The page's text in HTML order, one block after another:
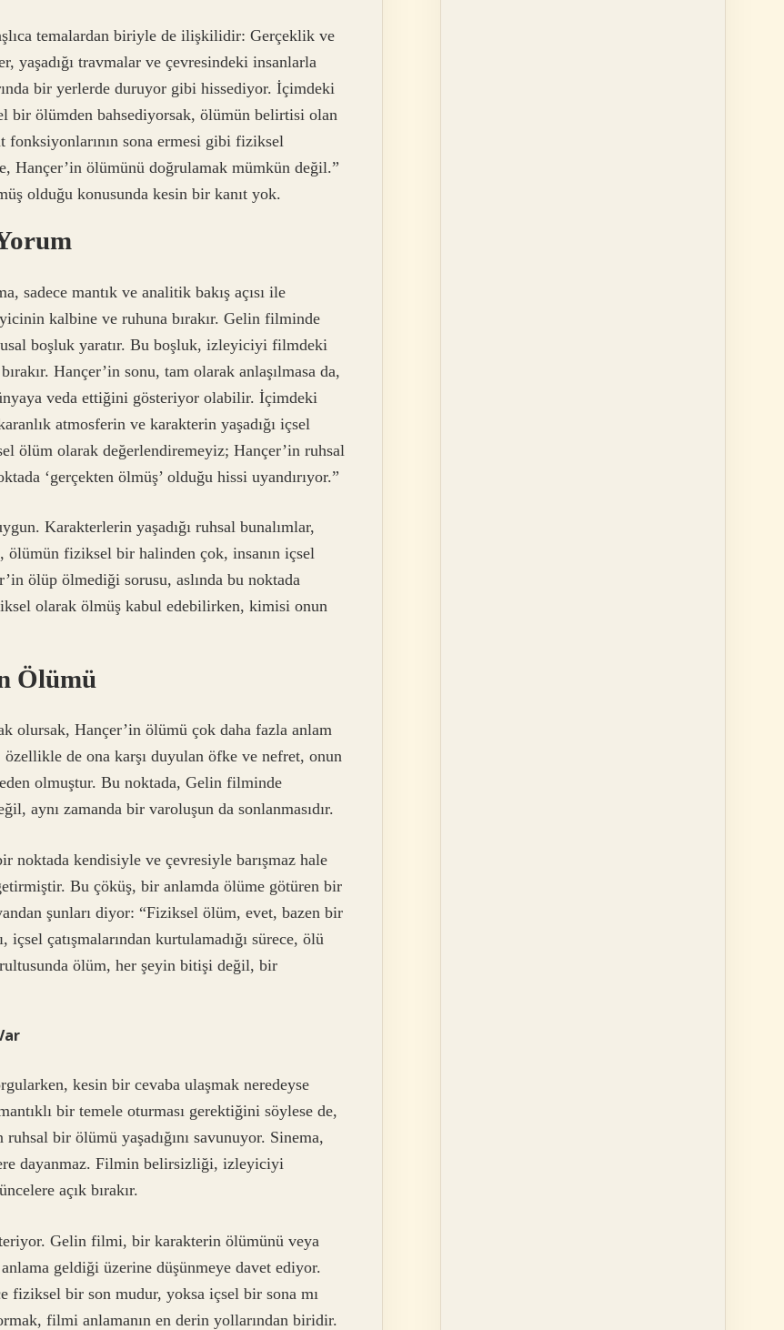
temalardan biriyle de ilişkilidir: Gerçeklik ve
yaşadığı travmalar ve çevresindeki insanlarla
bir yerlerde duruyor gibi hissediyor. İçimdeki
bir ölümden bahsediyorsak, ölümün belirtisi olan
fonksiyonlarının sona ermesi gibi fiziksel
Hançer’in ölümünü doğrulamak mümkün değil.”
olduğu konusunda kesin bir kanıt yok.
sadece mantık ve analitik bakış açısı ile
kalbine ve ruhuna bırakır. Gelin filminde
boşluk yaratır. Bu boşluk, izleyiciyi filmdeki
Hançer’in sonu, tam olarak anlaşılmasa da,
veda ettiğini gösteriyor olabilir. İçimdeki
atmosferin ve karakterin yaşadığı içsel
ölüm olarak değerlendiremeyiz; Hançer’in ruhsal
‘gerçekten ölmüş’ olduğu hissi uyandırıyor.”
Karakterlerin yaşadığı ruhsal bunalımlar,
ölümün fiziksel bir halinden çok, insanın içsel
ölüp ölmediği sorusu, aslında bu noktada
olarak ölmüş kabul edebilirken, kimisi onun
Ölümü
olursak, Hançer’in ölümü çok daha fazla anlam
de ona karşı duyulan öfke ve nefret, onun
olmuştur. Bu noktada, Gelin filminde
aynı zamanda bir varoluşun da sonlanmasıdır.
noktada kendisiyle ve çevresiyle barışmaz hale
Bu çöküş, bir anlamda ölüme götüren bir
şunları diyor: “Fiziksel ölüm, evet, bazen bir
çatışmalarından kurtulamadığı sürece, ölü
ölüm, her şeyin bitişi değil, bir
kesin bir cevaba ulaşmak neredeyse
bir temele oturması gerektiğini söylese de,
bir ölümü yaşadığını savunuyor. Sinema,
dayanmaz. Filmin belirsizliği, izleyiciyi
açık bırakır.
Gelin filmi, bir karakterin ölümünü veya
geldiği üzerine düşünmeye davet ediyor.
fiziksel bir son mudur, yoksa içsel bir sona mı
filmi anlamanın en derin yollarından biridir.